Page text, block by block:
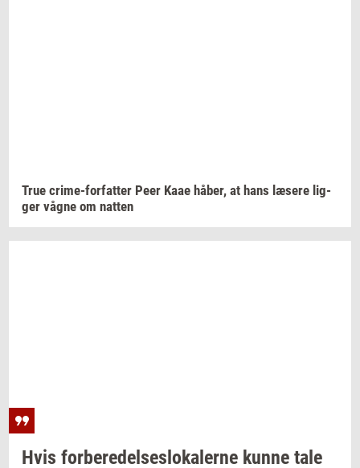
True crime-​forfatter Peer Kaae håber, at hans læ­se­re lig­
ger vågne om nat­ten
Hvis for­be­re­del­ses­lo­ka­ler­ne kunne tale